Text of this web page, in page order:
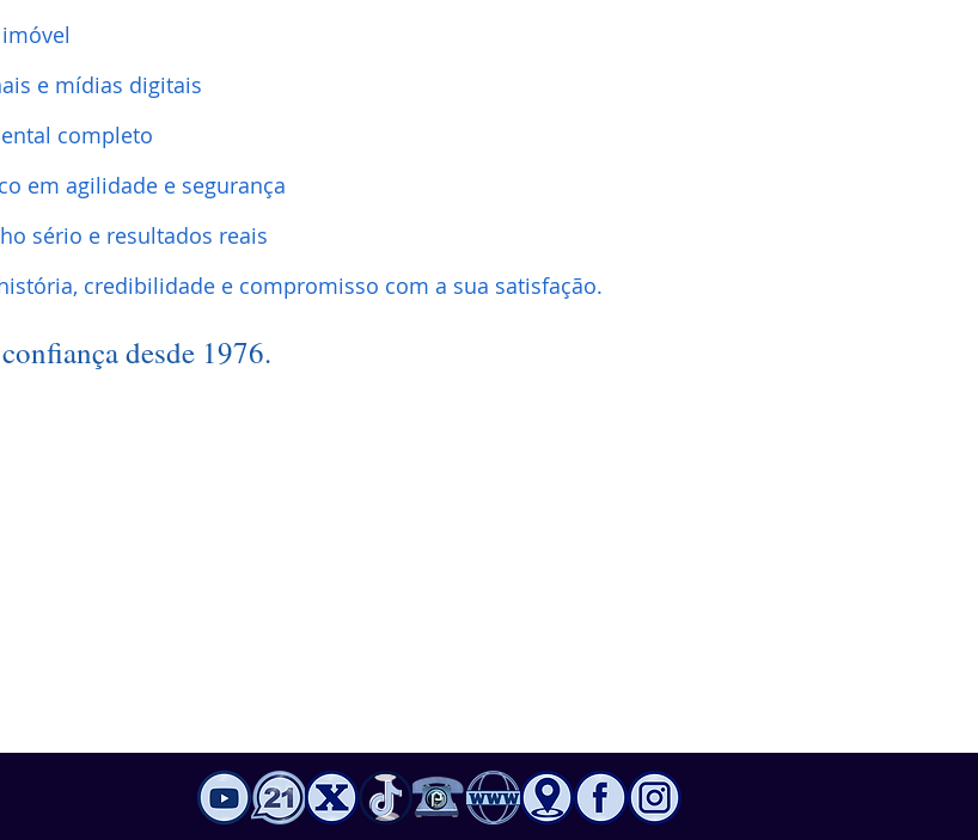
e mídias digitais
completo
em agilidade e segurança
sério e resultados reais
credibilidade e compromisso com a sua satisfação.
desde 1976.